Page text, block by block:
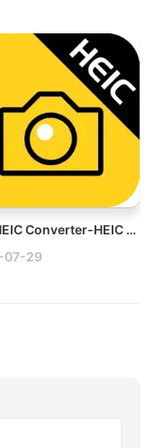
Any HEIC Converter-HEIC to JPG v1.0.29 Mac轻松将HEIC转换为JPG/PNG
07-29